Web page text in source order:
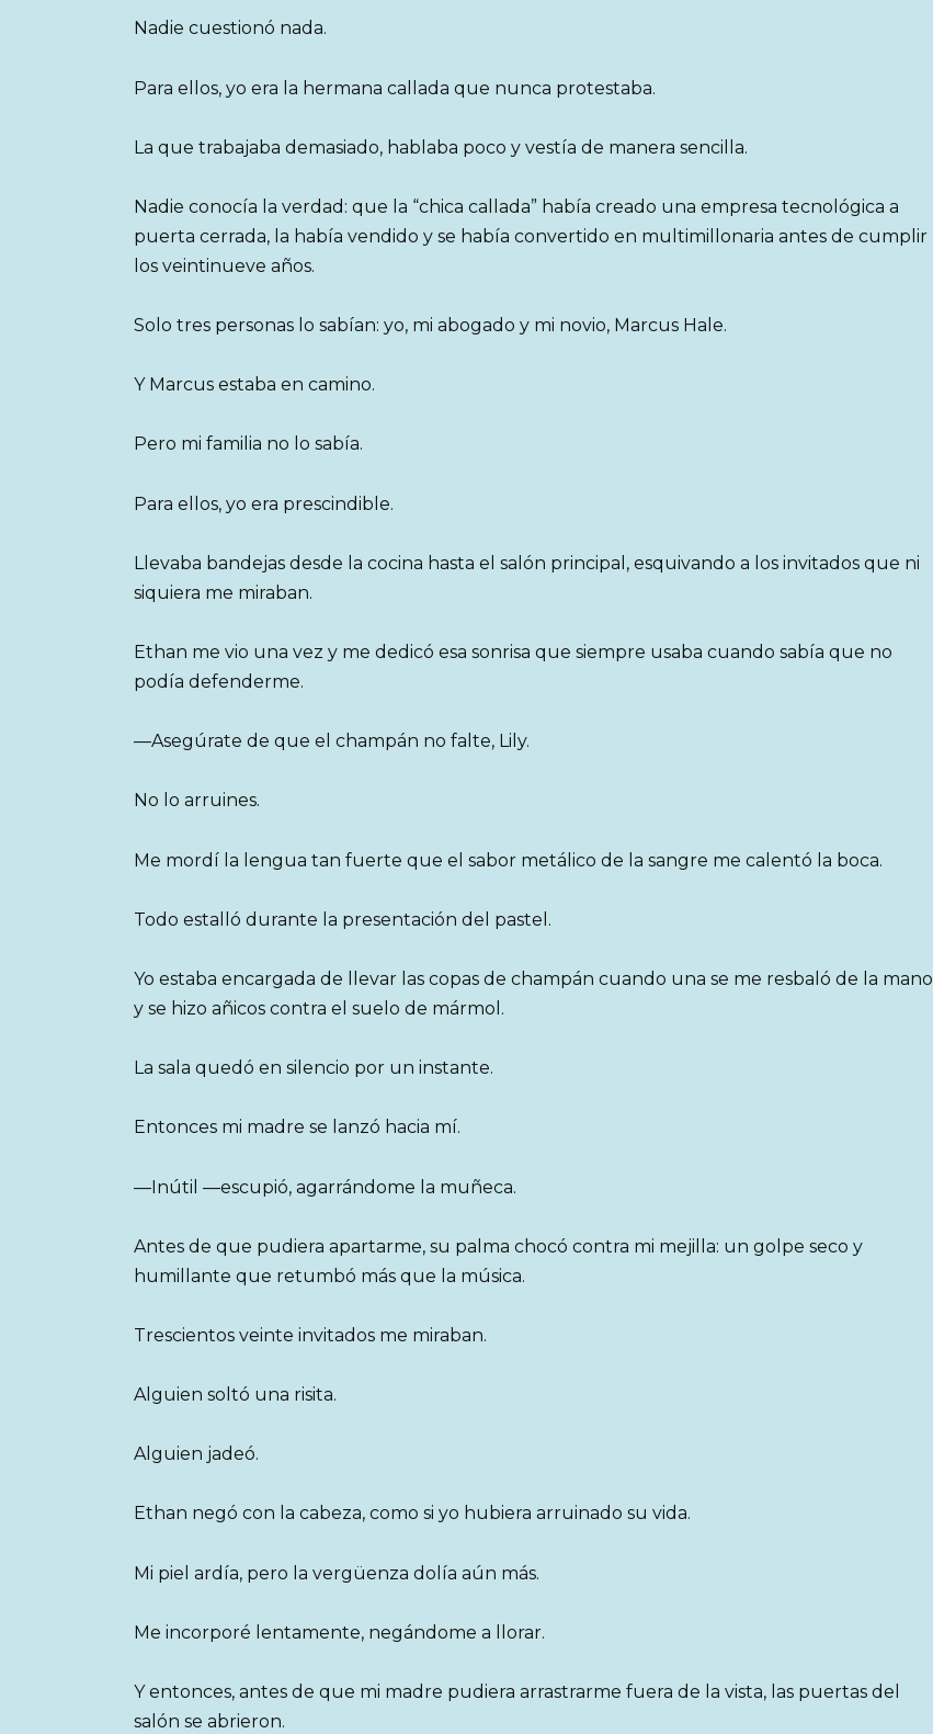
Nadie cuestionó nada.
Para ellos, yo era la hermana callada que nunca protestaba.
La que trabajaba demasiado, hablaba poco y vestía de manera sencilla.
Nadie conocía la verdad: que la “chica callada” había creado una empresa tecnológica a
puerta cerrada, la había vendido y se había convertido en multimillonaria antes de cumplir
los veintinueve años.
Solo tres personas lo sabían: yo, mi abogado y mi novio, Marcus Hale.
Y Marcus estaba en camino.
Pero mi familia no lo sabía.
Para ellos, yo era prescindible.
Llevaba bandejas desde la cocina hasta el salón principal, esquivando a los invitados que ni
siquiera me miraban.
Ethan me vio una vez y me dedicó esa sonrisa que siempre usaba cuando sabía que no
podía defenderme.
—Asegúrate de que el champán no falte, Lily.
No lo arruines.
Me mordí la lengua tan fuerte que el sabor metálico de la sangre me calentó la boca.
Todo estalló durante la presentación del pastel.
Yo estaba encargada de llevar las copas de champán cuando una se me resbaló de la mano
y se hizo añicos contra el suelo de mármol.
La sala quedó en silencio por un instante.
Entonces mi madre se lanzó hacia mí.
—Inútil —escupió, agarrándome la muñeca.
Antes de que pudiera apartarme, su palma chocó contra mi mejilla: un golpe seco y
humillante que retumbó más que la música.
Trescientos veinte invitados me miraban.
Alguien soltó una risita.
Alguien jadeó.
Ethan negó con la cabeza, como si yo hubiera arruinado su vida.
Mi piel ardía, pero la vergüenza dolía aún más.
Me incorporé lentamente, negándome a llorar.
Y entonces, antes de que mi madre pudiera arrastrarme fuera de la vista, las puertas del
salón se abrieron.